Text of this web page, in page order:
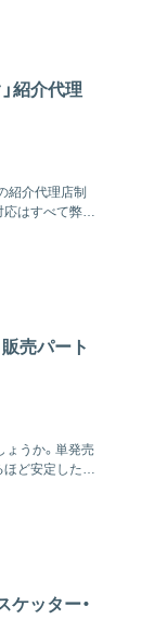
紹介代理
紹介代理店制
応はすべて弊社
売パート
ょうか。単発売
ほど安定した収
ケッター・